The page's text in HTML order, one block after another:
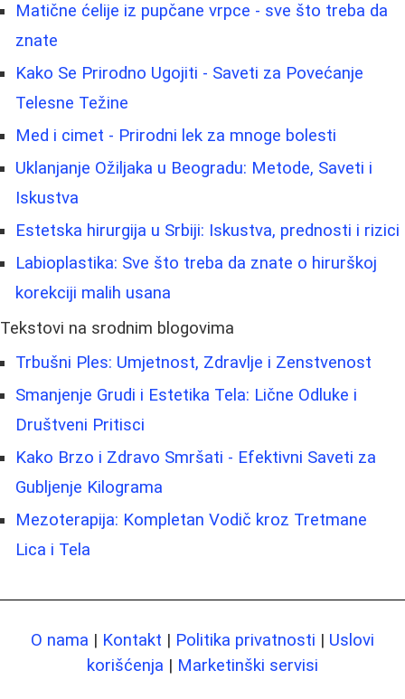
Matične ćelije iz pupčane vrpce - sve što treba da
znate
Kako Se Prirodno Ugojiti - Saveti za Povećanje
Telesne Težine
Med i cimet - Prirodni lek za mnoge bolesti
Uklanjanje Ožiljaka u Beogradu: Metode, Saveti i
Iskustva
Estetska hirurgija u Srbiji: Iskustva, prednosti i rizici
Labioplastika: Sve što treba da znate o hirurškoj
korekciji malih usana
Tekstovi na srodnim blogovima
Trbušni Ples: Umjetnost, Zdravlje i Zenstvenost
Smanjenje Grudi i Estetika Tela: Lične Odluke i
Društveni Pritisci
Kako Brzo i Zdravo Smršati - Efektivni Saveti za
Gubljenje Kilograma
Mezoterapija: Kompletan Vodič kroz Tretmane
Lica i Tela
O nama | Kontakt | Politika privatnosti | Uslovi
korišćenja | Marketinški servisi